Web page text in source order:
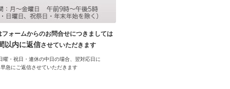
フォームからのお問合せにつきましては
以内に返信させていただきます
曜・祝日・連休の中日の場合、翌対応日に
早急にご返信させていただきます